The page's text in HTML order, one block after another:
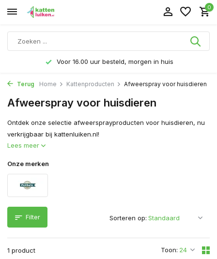
0
Voor 16.00 uur besteld, morgen in huis
Terug Home Kattenproducten Afweerspray voor huisdieren
Afweerspray voor huisdieren
Ontdek onze selectie afweersprayproducten voor huisdieren, nu
verkrijgbaar bij kattenluiken.nl!
Lees meer
Onze merken
Filter
1 product Toon:
Sorteren op: